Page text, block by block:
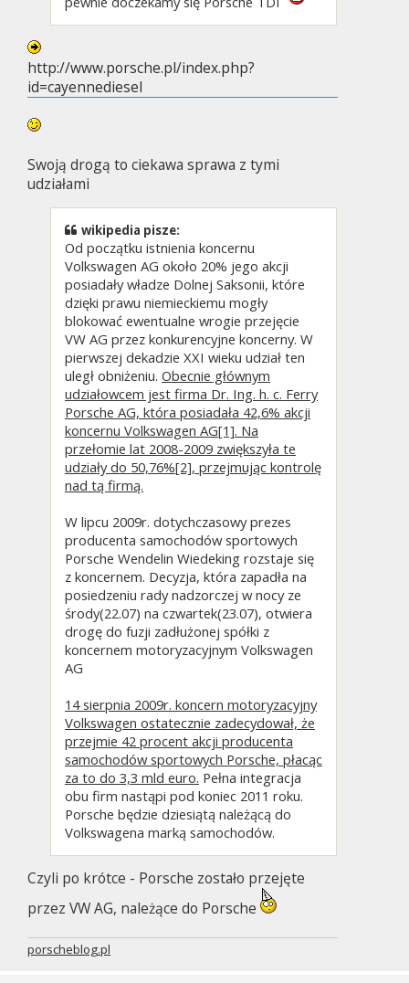
http://www.porsche.pl/index.php?
id=cayennediesel
Swoją drogą to ciekawa sprawa z tymi
udziałami
wikipedia pisze:
Od początku istnienia koncernu
Volkswagen AG około 20% jego akcji
posiadały władze Dolnej Saksonii, które
dzięki prawu niemieckiemu mogły
blokować ewentualne wrogie przejęcie
VW AG przez konkurencyjne koncerny. W
pierwszej dekadzie XXI wieku udział ten
uległ obniżeniu. Obecnie głównym
udziałowcem jest firma Dr. Ing. h. c. Ferry
Porsche AG, która posiadała 42,6% akcji
koncernu Volkswagen AG[1]. Na
przełomie lat 2008-2009 zwiększyła te
udziały do 50,76%[2], przejmując kontrolę
nad tą firmą.
W lipcu 2009r. dotychczasowy prezes
producenta samochodów sportowych
Porsche Wendelin Wiedeking rozstaje się
z koncernem. Decyzja, która zapadła na
posiedzeniu rady nadzorczej w nocy ze
środy(22.07) na czwartek(23.07), otwiera
drogę do fuzji zadłużonej spółki z
koncernem motoryzacyjnym Volkswagen
AG
14 sierpnia 2009r. koncern motoryzacyjny
Volkswagen ostatecznie zadecydował, że
przejmie 42 procent akcji producenta
samochodów sportowych Porsche, płacąc
za to do 3,3 mld euro. Pełna integracja
obu firm nastąpi pod koniec 2011 roku.
Porsche będzie dziesiątą należącą do
Volkswagena marką samochodów.
Czyli po krótce - Porsche zostało przejęte
przez VW AG, należące do Porsche
porscheblog.pl